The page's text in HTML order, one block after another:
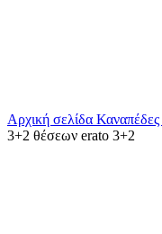
Αρχική σελίδα Καναπέδες
3+2 θέσεων erato 3+2